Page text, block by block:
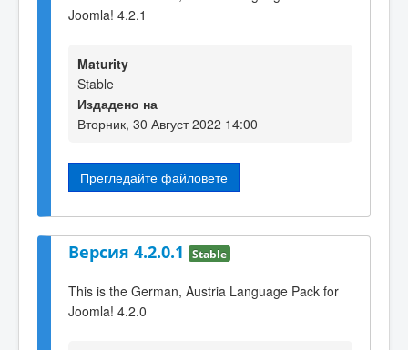
Joomla! 4.2.1
Maturity
Stable
Издадено на
Вторник, 30 Август 2022 14:00
Прегледайте файловете
Версия 4.2.0.1 Stable
This is the German, Austria Language Pack for
Joomla! 4.2.0